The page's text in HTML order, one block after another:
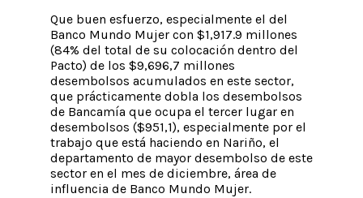
Que buen esfuerzo, especialmente el del
Banco Mundo Mujer con $1,917.9 millones
(84% del total de su colocación dentro del
Pacto) de los $9,696,7 millones
desembolsos acumulados en este sector,
que prácticamente dobla los desembolsos
de Bancamía que ocupa el tercer lugar en
desembolsos ($951,1), especialmente por el
trabajo que está haciendo en Nariño, el
departamento de mayor desembolso de este
sector en el mes de diciembre, área de
influencia de Banco Mundo Mujer.